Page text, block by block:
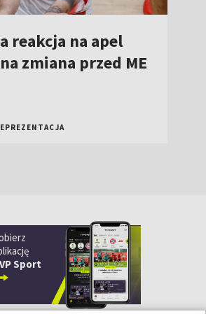
reakcja na apel
zmiana przed ME
Sport